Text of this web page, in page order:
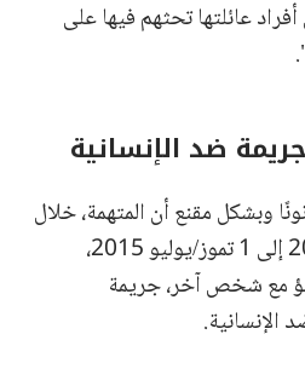
عائلتها تحثهم فيها على
جريمة ضد الإنسانية
وبشكل مقنع أن المتهمة، خلال
الفترة من 1 أيار/مايو 2015 إلى 1 تموز/يوليو 2015،
مع شخص آخر، جريمة
الإنسانية.